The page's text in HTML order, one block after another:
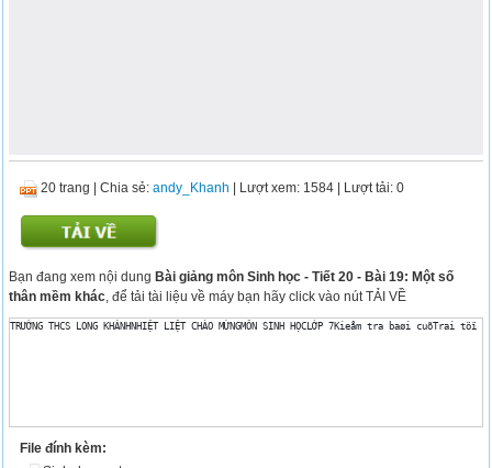
20 trang |Chia sẻ:andy_Khanh | Lượt xem: 1584 | Lượt tải: 0
Bạn đang xem nội dungBài giảng môn Sinh học - Tiết 20 - Bài 19: Một số
thân mềm khác , để tải tài liệu về máy bạn hãy click vào nút TẢI VỀ
TRƯỜNG THCS LONG KHÁNHNHIỆT LIỆT CHÀO MỪNGMÔN SINH HỌCLỚP 7Kieåm tra
File đính kèm: